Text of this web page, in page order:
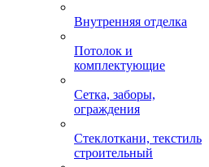
Внутренняя отделка
Потолок и
комплектующие
Сетка, заборы,
ограждения
Стеклоткани, текстиль
строительный